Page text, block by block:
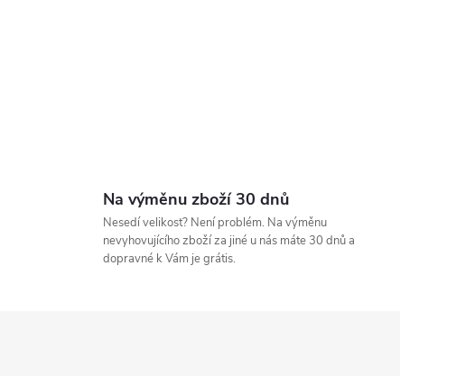
Na výměnu zboží 30 dnů
Nesedí velikost? Není problém. Na výměnu
nevyhovujícího zboží za jiné u nás máte 30 dnů a
dopravné k Vám je grátis.